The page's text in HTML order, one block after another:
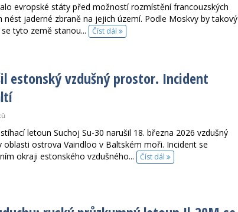
evropské státy před možností rozmístění francouzských
nést jaderné zbraně na jejich území. Podle Moskvy by takový
tyto země stanou...
Číst dál
estonský vzdušný prostor. Incident
letoun Suchoj Su-30 narušil 18. března 2026 vzdušný
oblasti ostrova Vaindloo v Baltském moři. Incident se
okraji estonského vzdušného...
Číst dál